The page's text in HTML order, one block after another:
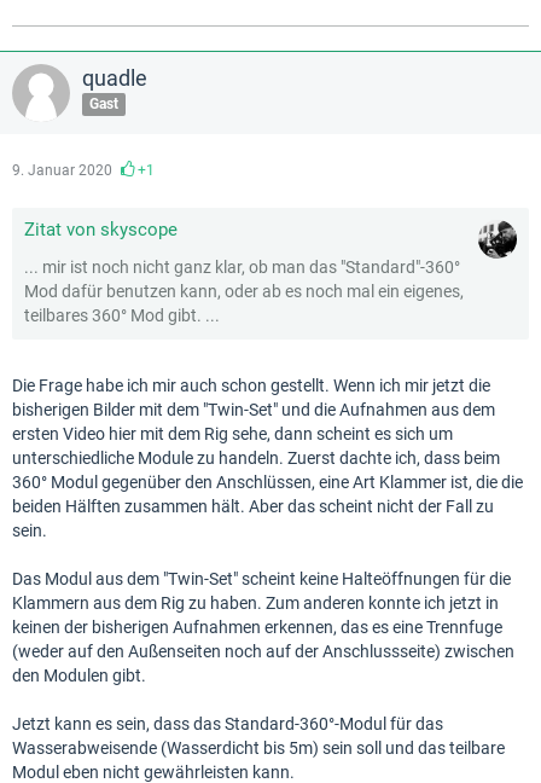
quadle
Gast
9. Januar 2020 +1
Zitat von skyscope
... mir ist noch nicht ganz klar, ob man das "Standard"-360°
Mod dafür benutzen kann, oder ab es noch mal ein eigenes,
teilbares 360° Mod gibt. ...
Die Frage habe ich mir auch schon gestellt. Wenn ich mir jetzt die
bisherigen Bilder mit dem "Twin-Set" und die Aufnahmen aus dem
ersten Video hier mit dem Rig sehe, dann scheint es sich um
unterschiedliche Module zu handeln. Zuerst dachte ich, dass beim
360° Modul gegenüber den Anschlüssen, eine Art Klammer ist, die die
beiden Hälften zusammen hält. Aber das scheint nicht der Fall zu
sein.
Das Modul aus dem "Twin-Set" scheint keine Halteöffnungen für die
Klammern aus dem Rig zu haben. Zum anderen konnte ich jetzt in
keinen der bisherigen Aufnahmen erkennen, das es eine Trennfuge
(weder auf den Außenseiten noch auf der Anschlussseite) zwischen
den Modulen gibt.
Jetzt kann es sein, dass das Standard-360°-Modul für das
Wasserabweisende (Wasserdicht bis 5m) sein soll und das teilbare
Modul eben nicht gewährleisten kann.